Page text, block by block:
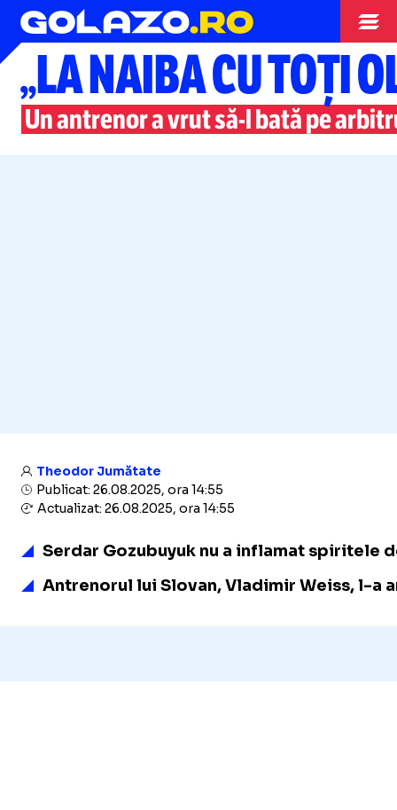
Europa League
„LA NAIBA CU TOȚI
Un antrenor a vrutsă-lbată pe
Theodor Jumătate
Publicat: 26.08.2025, ora 14:55
Actualizat: 26.08.2025, ora 14:55
Serdar Gozubuyuk nu a inflamat spiritele
Antrenorul lui Slovan, Vladimir Weiss, l-a